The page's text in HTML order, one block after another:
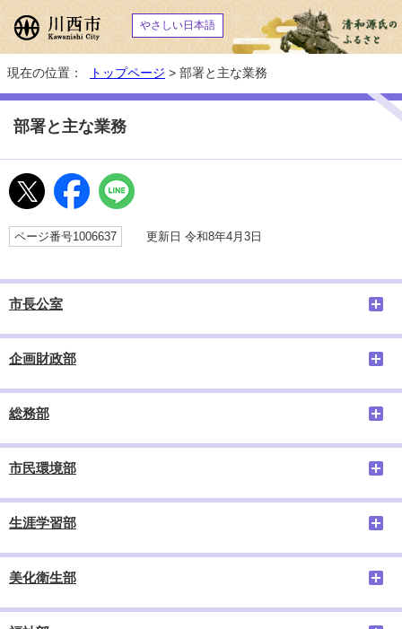
やさしい日本語
現在の位置： トップページ > 部署と主な業務
部署と主な業務
ページ番号1006637 更新日 令和8年4月3日
市長公室
企画財政部
総務部
市民環境部
生涯学習部
美化衛生部